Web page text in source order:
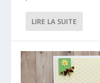
LIRE LA SUITE